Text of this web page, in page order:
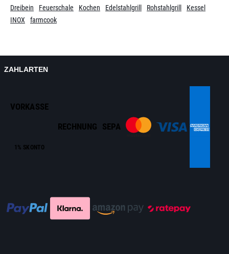
Dreibein
Feuerschale Kochen Edelstahlgrill Rohstahlgrill
Kessel
INOX
farmcook
ZAHLARTEN
VORKASSE
1% SKONTO
RECHNUNG SEPA